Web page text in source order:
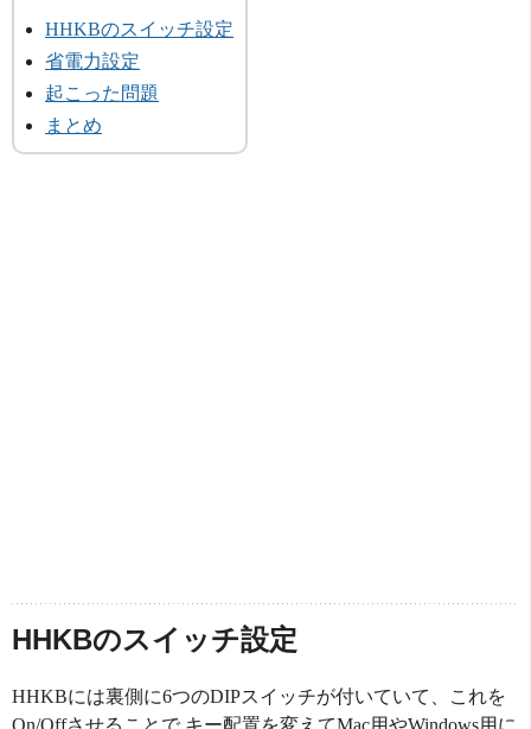
HHKBのスイッチ設定
省電力設定
起こった問題
まとめ
HHKBのスイッチ設定
HHKBには裏側に6つのDIPスイッチが付いていて、これを